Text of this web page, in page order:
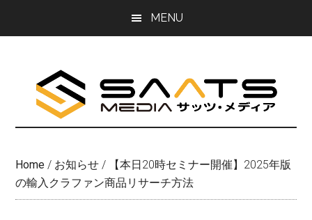
MENU
Home / お知らせ / 【本日20時セミナー開催】2025年版
の輸入クラファン商品リサーチ方法